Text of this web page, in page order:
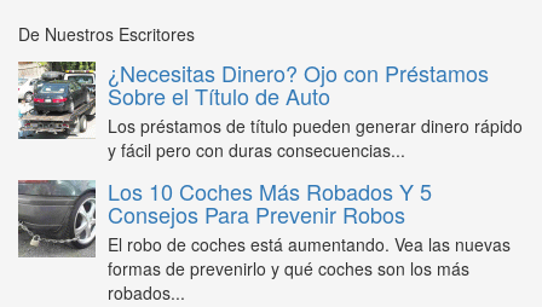
De Nuestros Escritores
¿Necesitas Dinero? Ojo con Préstamos
Sobre el Título de Auto
Los préstamos de título pueden generar dinero rápido
y fácil pero con duras consecuencias...
Los 10 Coches Más Robados Y 5
Consejos Para Prevenir Robos
El robo de coches está aumentando. Vea las nuevas
formas de prevenirlo y qué coches son los más
robados...